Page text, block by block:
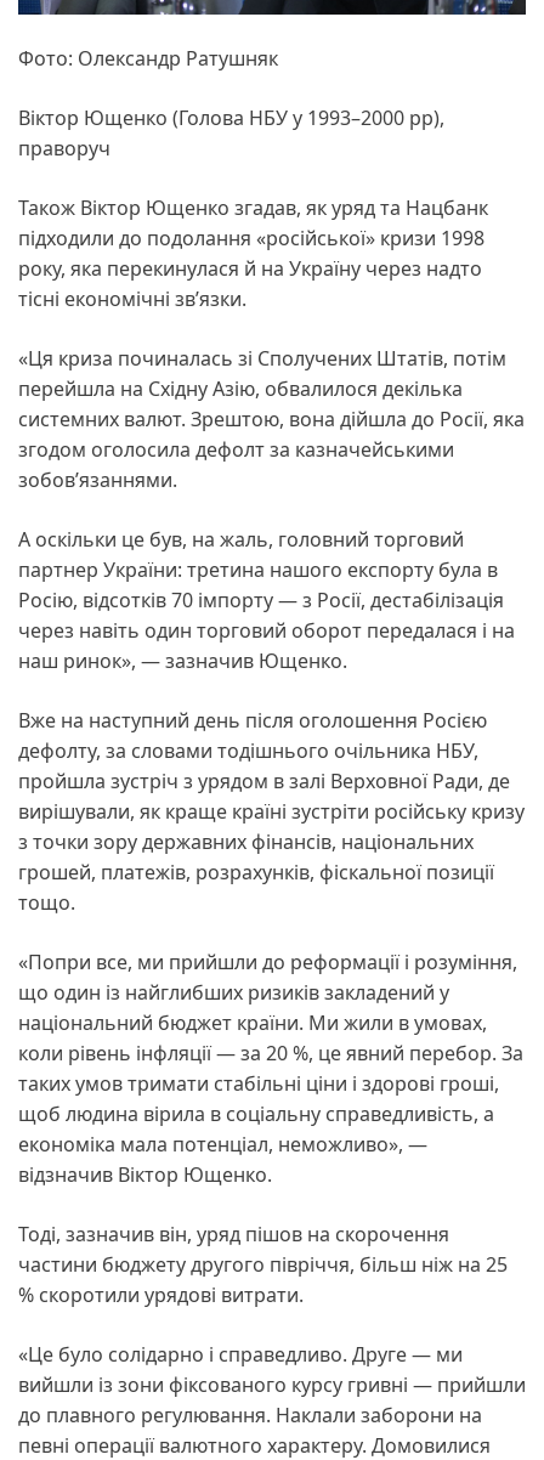
Фото: Олександр Ратушняк
Віктор Ющенко (Голова НБУ у 1993–2000 рр),
праворуч
Також Віктор Ющенко згадав, як уряд та Нацбанк
підходили до подолання «російської» кризи 1998
року, яка перекинулася й на Україну через надто
тісні економічні звʼязки.
«Ця криза починалась зі Сполучених Штатів, потім
перейшла на Східну Азію, обвалилося декілька
системних валют. Зрештою, вона дійшла до Росії, яка
згодом оголосила дефолт за казначейськими
зобов’язаннями.
А оскільки це був, на жаль, головний торговий
партнер України: третина нашого експорту була в
Росію, відсотків 70 імпорту — з Росії, дестабілізація
через навіть один торговий оборот передалася і на
наш ринок», — зазначив Ющенко.
Вже на наступний день після оголошення Росією
дефолту, за словами тодішнього очільника НБУ,
пройшла зустріч з урядом в залі Верховної Ради, де
вирішували, як краще країні зустріти російську кризу
з точки зору державних фінансів, національних
грошей, платежів, розрахунків, фіскальної позиції
тощо.
«Попри все, ми прийшли до реформації і розуміння,
що один із найглибших ризиків закладений у
національний бюджет країни. Ми жили в умовах,
коли рівень інфляції — за 20 %, це явний перебор. За
таких умов тримати стабільні ціни і здорові гроші,
щоб людина вірила в соціальну справедливість, а
економіка мала потенціал, неможливо», —
відзначив Віктор Ющенко.
Тоді, зазначив він, уряд пішов на скорочення
частини бюджету другого півріччя, більш ніж на 25
% скоротили урядові витрати.
«Це було солідарно і справедливо. Друге — ми
вийшли із зони фіксованого курсу гривні — прийшли
до плавного регулювання. Наклали заборони на
певні операції валютного характеру. Домовилися